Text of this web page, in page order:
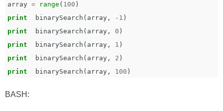
array = range ( 100 )
print
binarySearch ( array , - 1 )
print
binarySearch ( array , 0 )
print
binarySearch ( array , 1 )
print
binarySearch ( array , 2 )
print
binarySearch ( array , 100 )
BASH: